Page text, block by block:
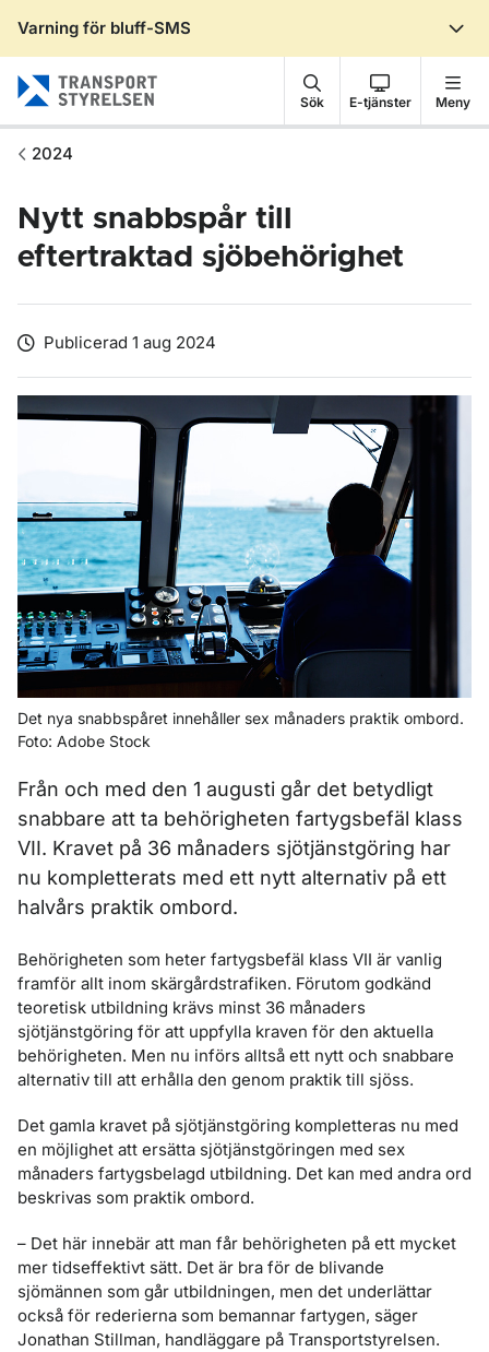
Varning för bluff-SMS
Sök E-tjänster Meny
2024
Nytt snabbspår till
eftertraktad sjöbehörighet
Publicerad 1 aug 2024
Det nya snabbspåret innehåller sex månaders praktik ombord.
Foto: Adobe Stock
Från och med den 1 augusti går det betydligt
snabbare att ta behörigheten fartygsbefäl klass
VII. Kravet på 36 månaders sjötjänstgöring har
nu kompletterats med ett nytt alternativ på ett
halvårs praktik ombord.
Behörigheten som heter fartygsbefäl klass VII är vanlig
framför allt inom skärgårdstrafiken. Förutom godkänd
teoretisk utbildning krävs minst 36 månaders
sjötjänstgöring för att uppfylla kraven för den aktuella
behörigheten. Men nu införs alltså ett nytt och snabbare
alternativ till att erhålla den genom praktik till sjöss.
Det gamla kravet på sjötjänstgöring kompletteras nu med
en möjlighet att ersätta sjötjänstgöringen med sex
månaders fartygsbelagd utbildning. Det kan med andra ord
beskrivas som praktik ombord.
– Det här innebär att man får behörigheten på ett mycket
mer tidseffektivt sätt. Det är bra för de blivande
sjömännen som går utbildningen, men det underlättar
också för rederierna som bemannar fartygen, säger
Jonathan Stillman, handläggare på Transportstyrelsen.